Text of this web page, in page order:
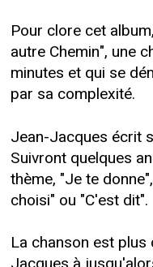
Pour clore cet
autre Chemin", une
minutes et qui se
par sa complexité.
Jean-Jacques écrit
Suivront quelques
thème, "Je te
choisi" ou "C'est dit".
La chanson est